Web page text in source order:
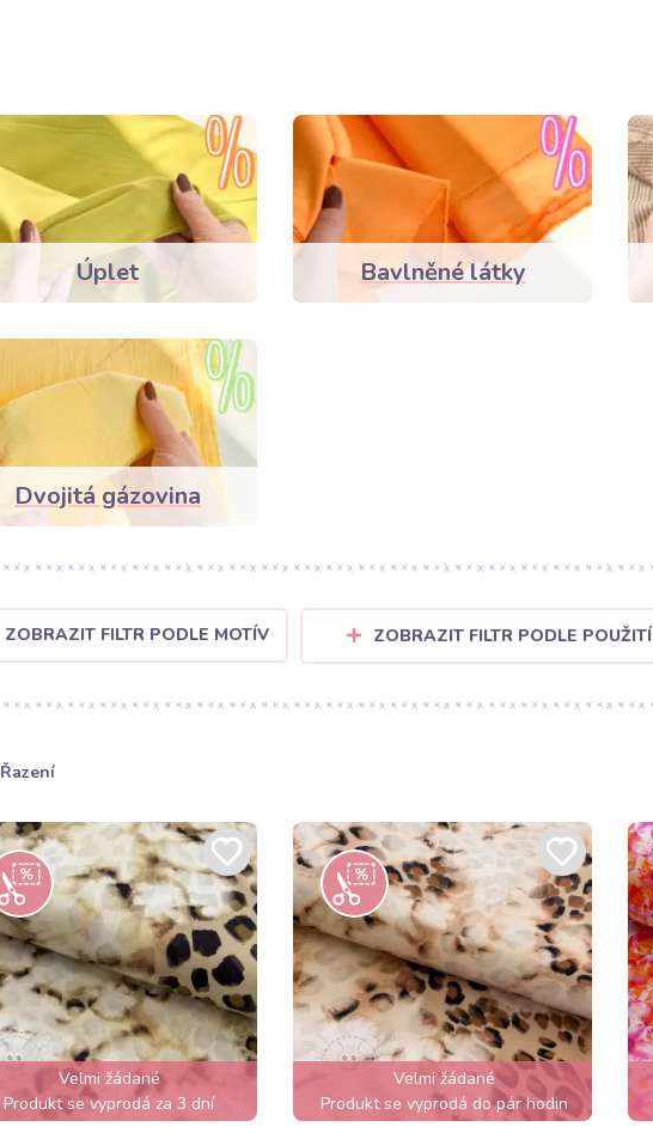
Úplet Bavlněné látky
Dvojitá gázovina
ZOBRAZIT FILTR PODLE MOTÍV ZOBRAZIT FILTR PODLE POUŽITÍ
Řazení
Velmi žádané
Produkt se vyprodá za 3 dní
Velmi žádané
Produkt se vyprodá do pár hodin